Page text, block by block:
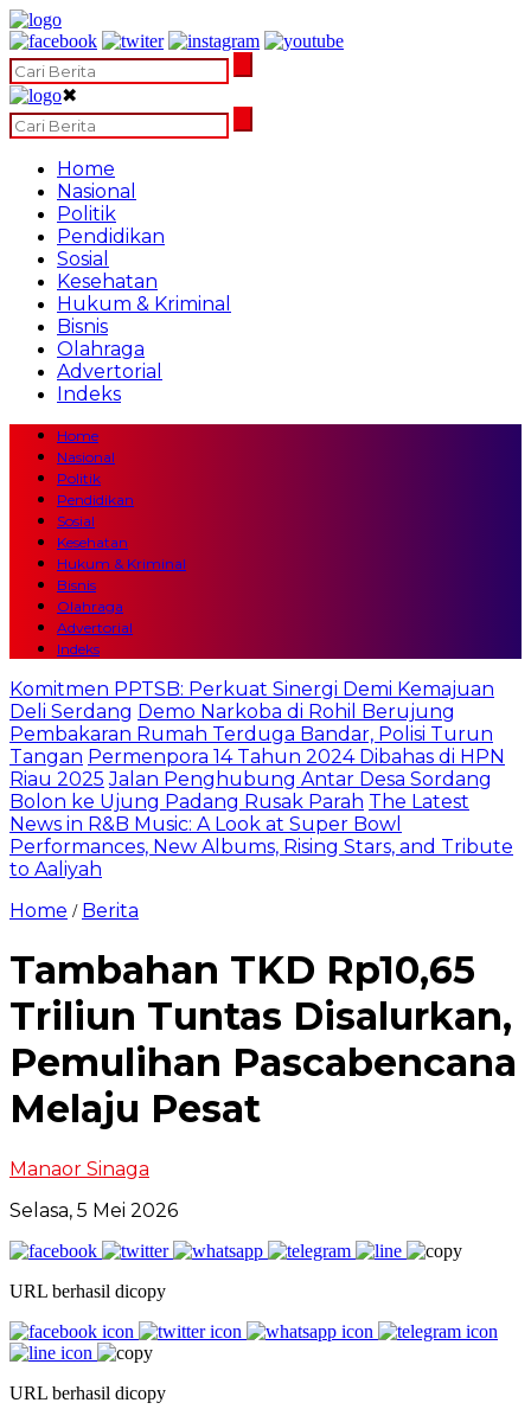
✖
Home
Nasional
Politik
Pendidikan
Sosial
Kesehatan
Hukum & Kriminal
Bisnis
Olahraga
Advertorial
Indeks
Home
Nasional
Politik
Pendidikan
Sosial
Kesehatan
Hukum & Kriminal
Bisnis
Olahraga
Advertorial
Indeks
Komitmen PPTSB: Perkuat Sinergi Demi Kemajuan
Deli Serdang Demo Narkoba di Rohil Berujung
Pembakaran Rumah Terduga Bandar, Polisi Turun
Tangan Permenpora 14 Tahun 2024 Dibahas di HPN
Riau 2025 Jalan Penghubung Antar Desa Sordang
Bolon ke Ujung Padang Rusak Parah The Latest
News in R&B Music: A Look at Super Bowl
Performances, New Albums, Rising Stars, and Tribute
to Aaliyah
Home / Berita
Tambahan TKD Rp10,65
Triliun Tuntas Disalurkan,
Pemulihan Pascabencana
Melaju Pesat
Manaor Sinaga
Selasa, 5 Mei 2026
URL berhasil dicopy
URL berhasil dicopy